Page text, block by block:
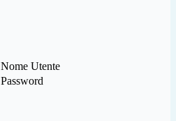
Nome Utente
Password